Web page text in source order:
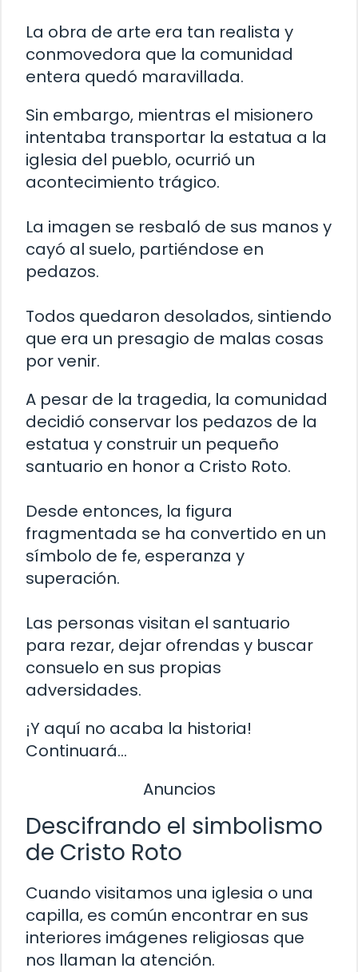
La obra de arte era tan realista y
conmovedora que la comunidad
entera quedó maravillada.
Sin embargo, mientras el misionero
intentaba transportar la estatua a la
iglesia del pueblo, ocurrió un
acontecimiento trágico.
La imagen se resbaló de sus manos y
cayó al suelo, partiéndose en
pedazos.
Todos quedaron desolados, sintiendo
que era un presagio de malas cosas
por venir.
A pesar de la tragedia, la comunidad
decidió conservar los pedazos de la
estatua y construir un pequeño
santuario en honor a Cristo Roto.
Desde entonces, la figura
fragmentada se ha convertido en un
símbolo de fe, esperanza y
superación.
Las personas visitan el santuario
para rezar, dejar ofrendas y buscar
consuelo en sus propias
adversidades.
¡Y aquí no acaba la historia!
Continuará…
Anuncios
Descifrando el simbolismo
de Cristo Roto
Cuando visitamos una iglesia o una
capilla, es común encontrar en sus
interiores imágenes religiosas que
nos llaman la atención.